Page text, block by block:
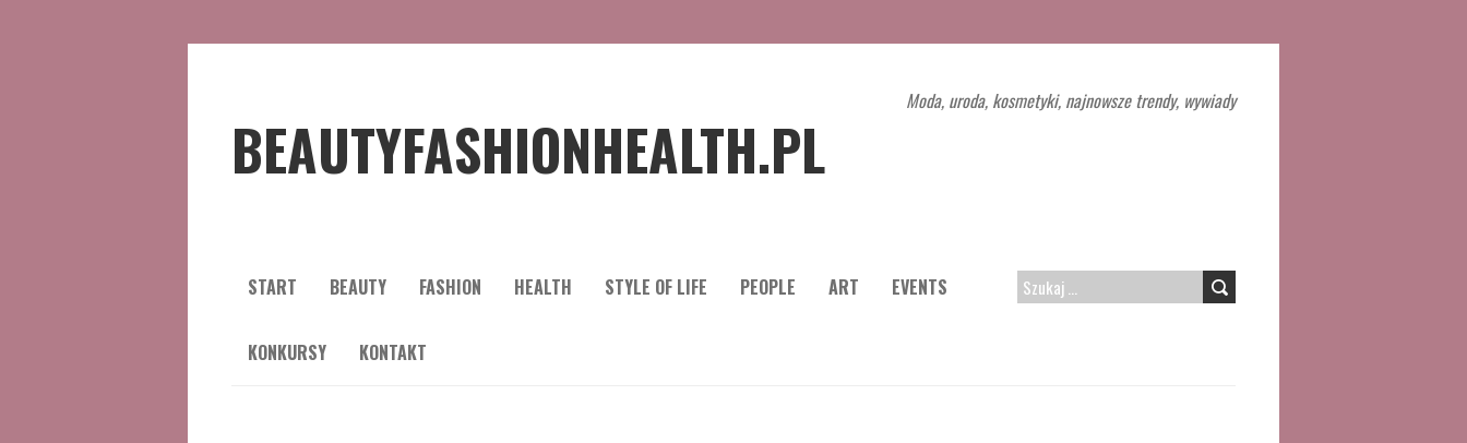
BEAUTYFASHIONHEALTH.PL
Moda, uroda, kosmetyki, najnowsze trendy, wywiady
START BEAUTY FASHION HEALTH STYLE OF LIFE PEOPLE ART EVENTS
KONKURSY KONTAKT
SZUKAJ: